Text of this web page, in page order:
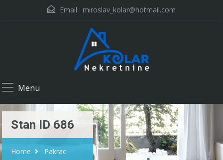
Email : miroslav_kolar@hotmail.com
Menu
Stan ID 686
Home Pakrac